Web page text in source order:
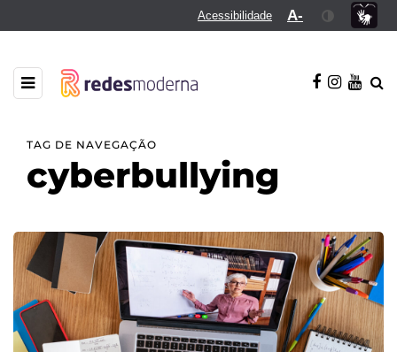
Acessibilidade A-
TAG DE NAVEGAÇÃO
cyberbullying